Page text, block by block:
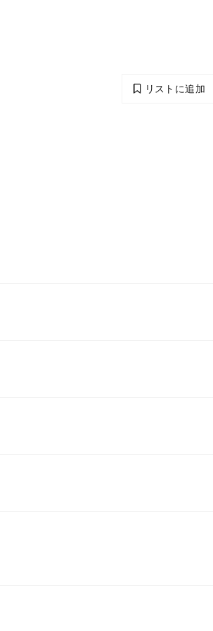
リストに追加